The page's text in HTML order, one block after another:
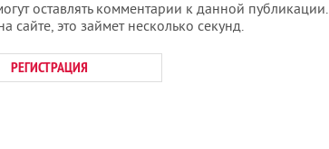
оставлять комментарии к данной публикации.
сайте, это займет несколько секунд.
РЕГИСТРАЦИЯ